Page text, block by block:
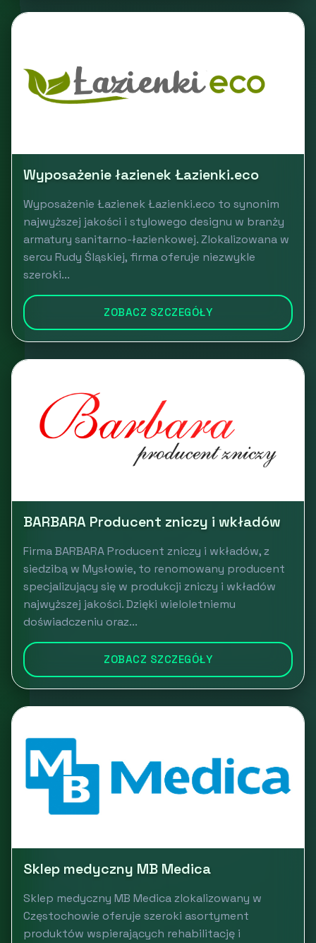
Wyposażenie łazienek Łazienki.eco
Wyposażenie Łazienek Łazienki.eco to synonim
najwyższej jakości i stylowego designu w branży
armatury sanitarno-łazienkowej. Zlokalizowana w
sercu Rudy Śląskiej, firma oferuje niezwykle
szeroki...
ZOBACZ SZCZEGÓŁY
BARBARA Producent zniczy i wkładów
Firma BARBARA Producent zniczy i wkładów, z
siedzibą w Mysłowie, to renomowany producent
specjalizujący się w produkcji zniczy i wkładów
najwyższej jakości. Dzięki wieloletniemu
doświadczeniu oraz...
ZOBACZ SZCZEGÓŁY
Sklep medyczny MB Medica
Sklep medyczny MB Medica zlokalizowany w
Częstochowie oferuje szeroki asortyment
produktów wspierających rehabilitację i